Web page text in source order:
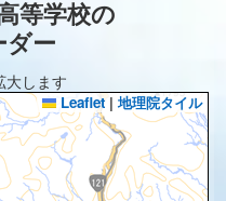
等学校の
ダー
大します
Leaflet | 地理院タイル